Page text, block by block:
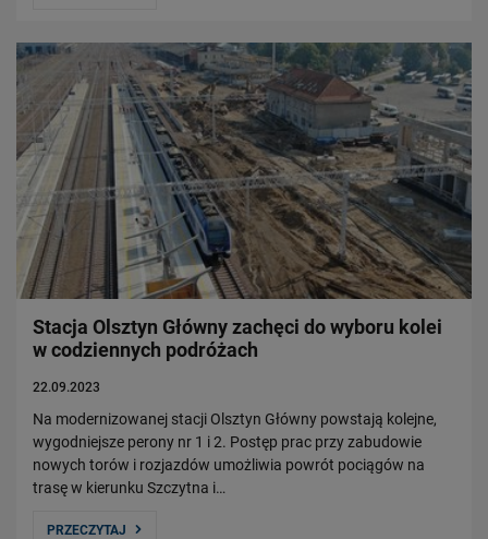
Stacja Olsztyn Główny zachęci do wyboru kolei
w codziennych podróżach
22.09.2023
Na modernizowanej stacji Olsztyn Główny powstają kolejne,
wygodniejsze perony nr 1 i 2. Postęp prac przy zabudowie
nowych torów i rozjazdów umożliwia powrót pociągów na
trasę w kierunku Szczytna i…
PRZECZYTAJ